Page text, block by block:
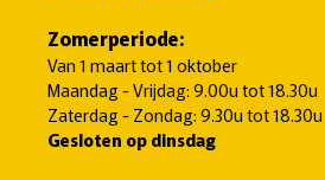
Zomerperiode:
Van 1 maart tot 1 oktober
Maandag - Vrijdag: 9.00u tot 18.30u
Zaterdag - Zondag: 9.30u tot 18.30u
Gesloten op dinsdag